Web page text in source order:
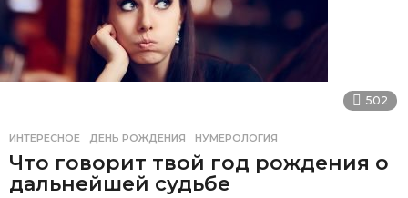
502
ИНТЕРЕСНОЕ ДЕНЬ РОЖДЕНИЯ ,НУМЕРОЛОГИЯ
Что говорит твой год рождения о
дальнейшей судьбе